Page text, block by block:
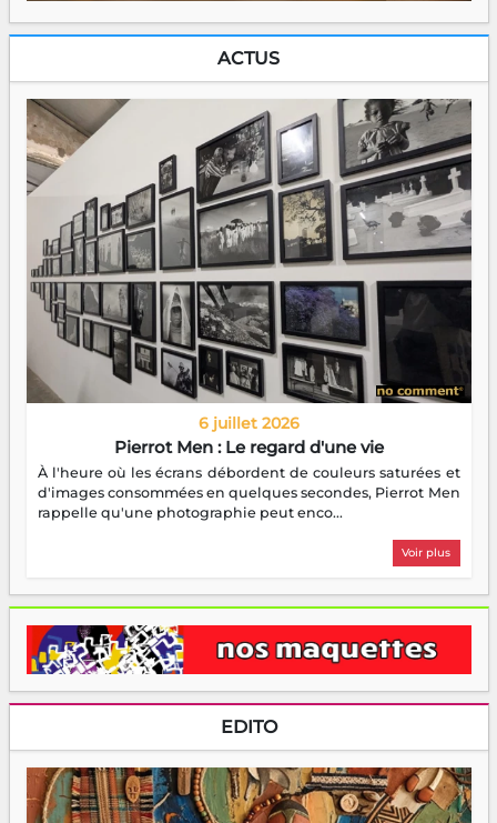
ACTUS
6 juillet 2026
Pierrot Men : Le regard d'une vie
À l'heure où les écrans débordent de couleurs saturées et
d'images consommées en quelques secondes, Pierrot Men
rappelle qu'une photographie peut enco...
Voir plus
EDITO